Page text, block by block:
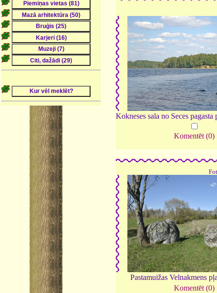
Kokneses sala no Seces pagasta
Komentēt (0)
Pastamuižas Velnakmens
Komentēt (0)